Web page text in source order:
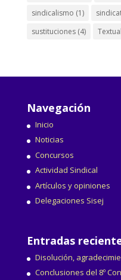
sindicalismo (1)
sustituciones(4)
Navegación
Inicio
Noticias
Concursos
Actividad Sindical
Artículos y opiniones
Delegaciones Sisej
Entradas
Disolución,
Conclusiones del 8º